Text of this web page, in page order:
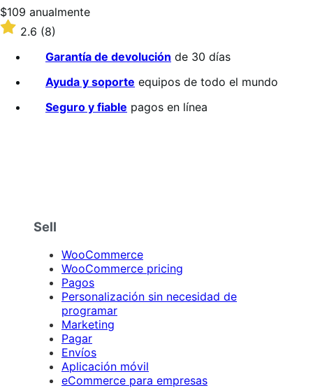
Precio:
$109/anualmente
$109 anualmente
Valoración:
sobre
estrellas
2.6 (8)
Garantía de devolución de 30 días
Ayuda y soporte equipos de todo el mundo
Seguro y fiable pagos en línea
Sell
WooCommerce
WooCommerce pricing
Pagos
Personalización sin necesidad de
programar
Marketing
Pagar
Envíos
Aplicación móvil
eCommerce para empresas